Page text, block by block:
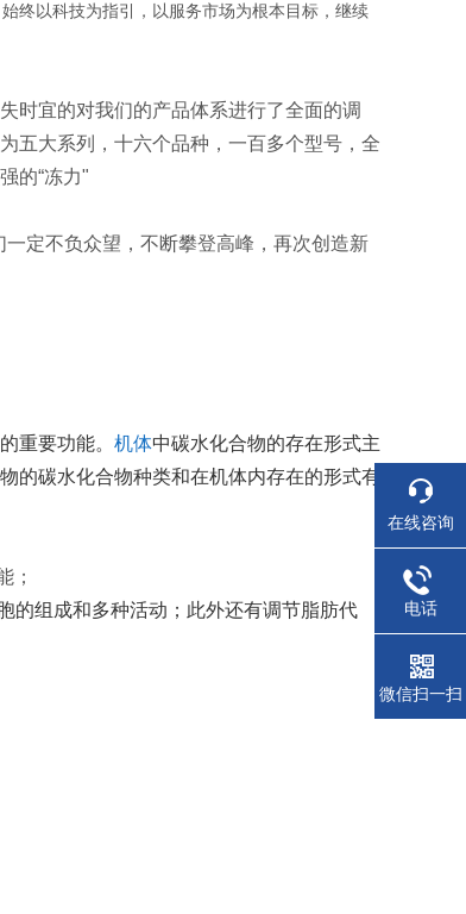
终以科技为指引，以服务市场为根本目标，继续
时宜的对我们的产品体系进行了全面的调
五大系列，十六个品种，一百多个型号，全
的“冻力"
定不负众望，不断攀登高峰，再次创造新
重要功能。 机体中碳水化合物的存在形式主
的碳水化合物种类和在机体内存在的形式有
；
的组成和多种活动；此外还有调节脂肪代
在线咨询
电话
微信扫一扫